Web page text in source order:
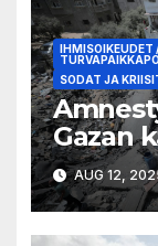
SODAT JA
Gazan
AUG 12,